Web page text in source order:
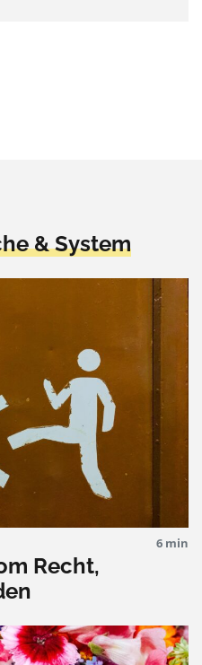
& System
6 min
Recht,